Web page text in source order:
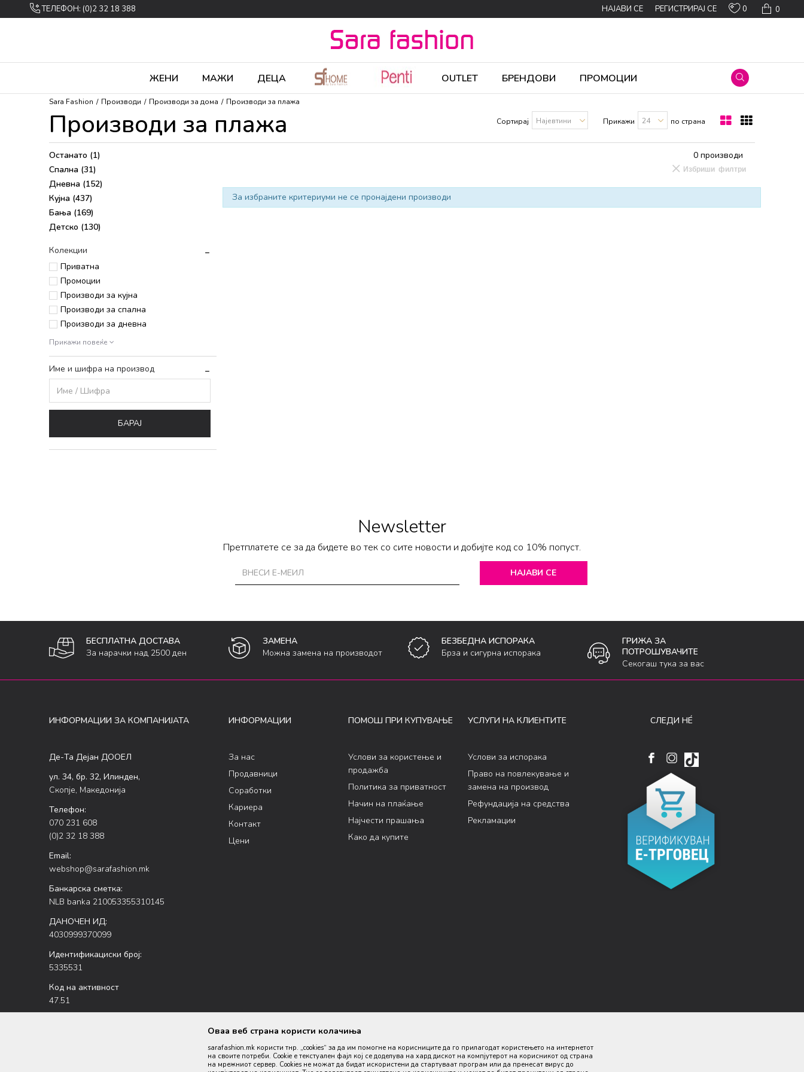
ТЕЛЕФОН: (0)2 32 18 388 0
0
НАЈАВИ СЕ РЕГИСТРИРАЈ СЕ
ЖЕНИ МАЖИ ДЕЦА OUTLET БРЕНДОВИ ПРОМОЦИИ
Sara Fashion Производи Производи за дома Производи за плажа
Производи за плажа Сортирај Прикажи по страна
Останато (1)
Спална (31)
Дневна (152)
Кујна (437)
Бања (169)
Детско (130)
Колекции
Приватна
Промоции
Производи за кујна
Производи за спална
Производи за дневна
Прикажи повеќе
Име и шифра на производ
БАРАЈ
0 производи
Избриши филтри
За избраните критериуми не се пронајдени производи
Newsletter
Претплатете се за да бидете во тек со сите новости и добијте код со 10% попуст.
НАЈАВИ СЕ
БЕСПЛАТНА ДОСТАВА
За нарачки над 2500 ден
ЗАМЕНА
Можна замена на производот
БЕЗБЕДНА ИСПОРАКА
Брза и сигурна испорака
ГРИЖА ЗА
ПОТРОШУВАЧИТЕ
Секогаш тука за вас
ИНФОРМАЦИИ ЗА КОМПАНИЈАТА
Де-Та Дејан ДООЕЛ
ул. 34, бр. 32, Илинден,
Скопје, Македонија
Телефон:
070 231 608
(0)2 32 18 388
Email:
webshop@sarafashion.mk
Банкарска сметка:
NLB banka 210053355310145
ДАНОЧЕН ИД:
4030999370099
Идентификациски број:
5335531
Код на активност
47.51
ИНФОРМАЦИИ
За нас
Продавници
Соработки
Кариера
Контакт
Цени
ПОМОШ ПРИ КУПУВАЊЕ
Услови за користење и
продажба
Политика за приватност
Начин на плаќање
Најчести прашања
Како да купите
УСЛУГИ НА КЛИЕНТИТЕ
Услови за испорака
Право на повлекување и
замена на производ
Рефундација на средства
Рекламации
СЛЕДИ НÉ
Оваа веб страна користи колачиња
sarafashion.mk користи тнр. „cookies“ за да им помогне на корисниците да го прилагодат користењето на интернетот
на своите потреби. Cookie е текстуален фајл кој се доделува на хард дискот на компјутерот на корисникот од страна
на мрежниот сервер. Cookies не можат да бидат искористени да стартуваат програм или да пренесат вирус до